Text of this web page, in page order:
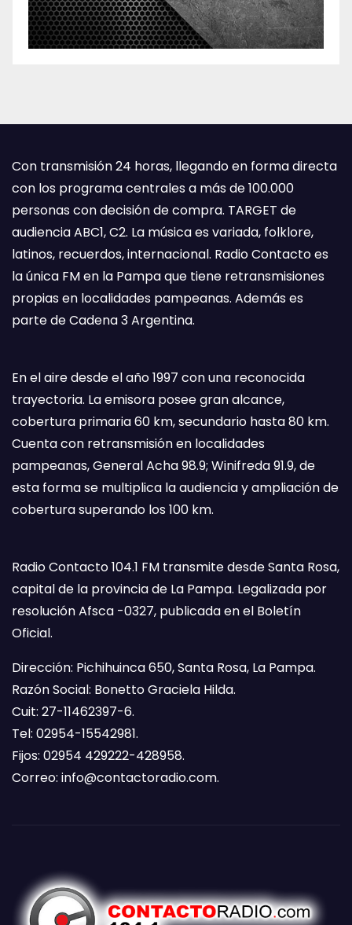
Con transmisión 24 horas, llegando en forma directa
con los programa centrales a más de 100.000
personas con decisión de compra. TARGET de
audiencia ABC1, C2. La música es variada, folklore,
latinos, recuerdos, internacional. Radio Contacto es
la única FM en la Pampa que tiene retransmisiones
propias en localidades pampeanas. Además es
parte de Cadena 3 Argentina.
En el aire desde el año 1997 con una reconocida
trayectoria. La emisora posee gran alcance,
cobertura primaria 60 km, secundario hasta 80 km.
Cuenta con retransmisión en localidades
pampeanas, General Acha 98.9; Winifreda 91.9, de
esta forma se multiplica la audiencia y ampliación de
cobertura superando los 100 km.
Radio Contacto 104.1 FM transmite desde Santa Rosa,
capital de la provincia de La Pampa. Legalizada por
resolución Afsca -0327, publicada en el Boletín
Oficial.
Dirección: Pichihuinca 650, Santa Rosa, La Pampa.
Razón Social: Bonetto Graciela Hilda.
Cuit: 27-11462397-6.
Tel: 02954-15542981.
Fijos: 02954 429222-428958.
Correo: info@contactoradio.com.